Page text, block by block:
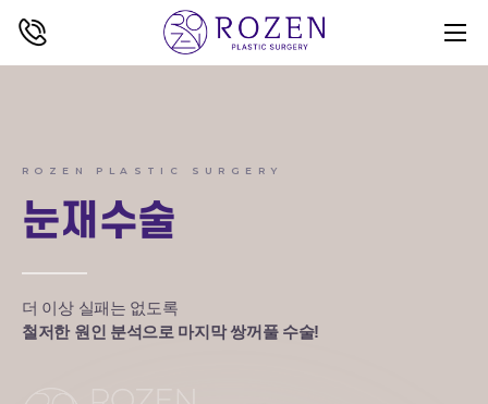
ROZEN PLASTIC SURGERY
눈재수술
더 이상 실패는 없도록
철저한 원인 분석으로 마지막 쌍꺼풀 수술!